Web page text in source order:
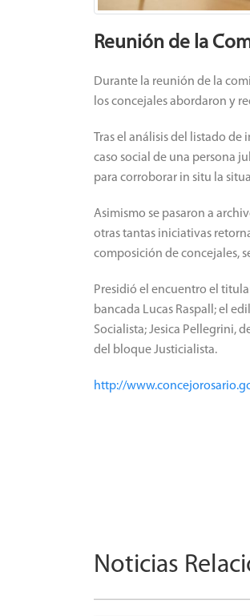
Reunión de la
Durante la reunión de la
los concejales abordaron y
Tras el análisis del listado de
caso social de una persona
para corroborar in situ la
Asimismo se pasaron a
otras tantas iniciativas
composición de concejales,
Presidió el encuentro el
bancada Lucas Raspall; el
Socialista; Jesica Pellegrini,
del bloque Justicialista.
http://
Noticias